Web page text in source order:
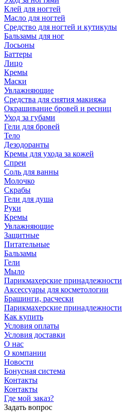
Клей для ногтей
Масло для ногтей
Средство для ногтей и кутикулы
Бальзамы для ног
Лосьоны
Баттеры
Лицо
Кремы
Маски
Увлажняющие
Средства для снятия макияжа
Окрашивание бровей и ресниц
Уход за губами
Гели для бровей
Тело
Дезодоранты
Кремы для ухода за кожей
Спреи
Соль для ванны
Молочко
Скрабы
Гели для душа
Руки
Кремы
Увлажняющие
Защитные
Питательные
Бальзамы
Гели
Мыло
Парикмахерские принадлежности
Аксессуары для косметологии
Брашинги, расчески
Парикмахерские принадлежности
Как купить
Условия оплаты
Условия доставки
О нас
О компании
Новости
Бонусная система
Контакты
Контакты
Где мой заказ?
Задать вопрос